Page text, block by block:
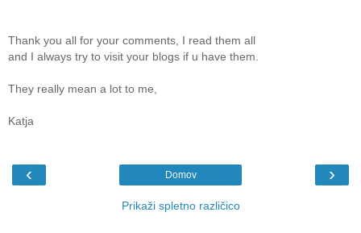
Thank you all for your comments, I read them all
and I always try to visit your blogs if u have them.
They really mean a lot to me,
Katja
‹ ›
Domov
Prikaži spletno različico